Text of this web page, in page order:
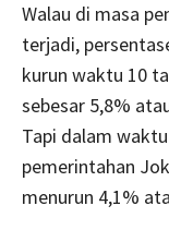
Walau di masa
terjadi,
kurun waktu 10
sebesar 5,8%
Tapi dalam
pemerintahan
menurun 4,1%